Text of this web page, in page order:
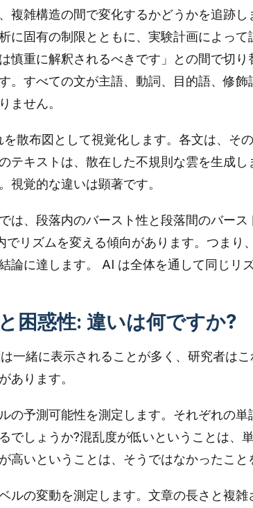
複雑構造の間で変化するかどうかを追跡し
に固有の制限とともに、実験計画によって
重に解釈されるべきです」との間で切り
。すべての文が主語、動詞、目的語、修
ません。
散布図として視覚化します。各文は、そ
テキストは、散在した不規則な雲を生成
視覚的な違いは顕著です。
は、段落内のバースト性と段落間のバー
でリズムを変える傾向があります。つまり
論に達します。 AI は全体を通して同じリ
困惑性: 違いは何ですか?
一緒に表示されることが多く、研究者は
あります。
の予測可能性を測定します。それぞれの
しょうか?混乱度が低いということは、
高いということは、そうではなかったこと
ルの変動を測定します。文章の長さと複